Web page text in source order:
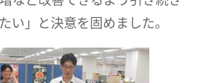
い」と決意を固めました。